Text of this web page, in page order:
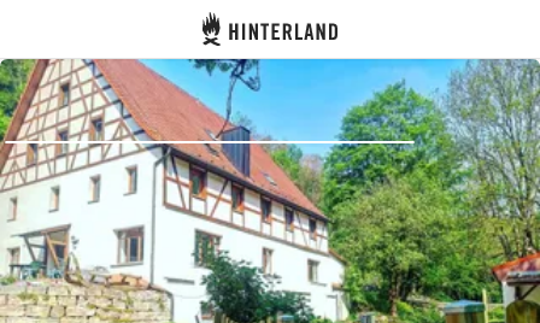
Hinterland
Iniciar sesión
Registrarse